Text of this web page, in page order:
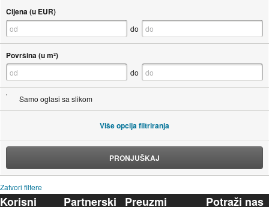
Cijena (u EUR)
do
Površina (u m²)
do
Samo oglasi sa slikom
Više opcija filtriranja
PRONJUŠKAJ
Zatvori filtere
Korisni Partnerski Preuzmi Potraži nas